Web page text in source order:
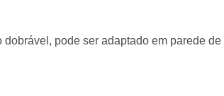
pode ser adaptado em parede de